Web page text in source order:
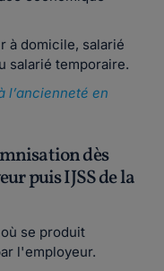
à domicile, salarié
salarié temporaire.
l’ancienneté en
dès
puis IJSS de la
se produit
l'employeur.